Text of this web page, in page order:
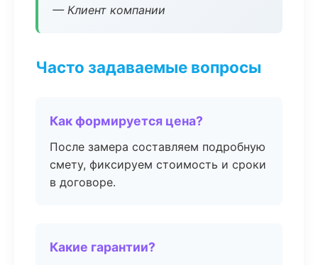
— Клиент компании
Часто задаваемые вопросы
Как формируется цена?
После замера составляем подробную
смету, фиксируем стоимость и сроки
в договоре.
Какие гарантии?